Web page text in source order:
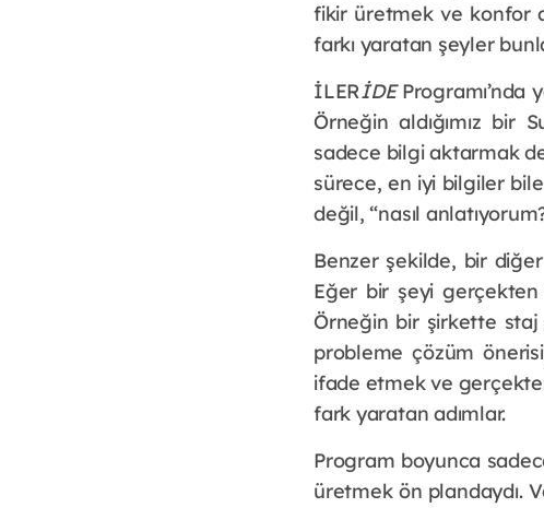
fikir üretmek ve konfor
farkı yaratan şeyler
İLERİDEProgramı’nda
Örneğin aldığımız
sadece bilgi aktarmak
sürece, en iyi bilgiler
değil, “nasıl
Benzer şekilde, bir
Eğer bir şeyi
Örneğin bir şirkette
probleme çözüm
ifade etmek ve
fark yaratan adımlar.
Program boyunca
üretmek ön plandaydı.